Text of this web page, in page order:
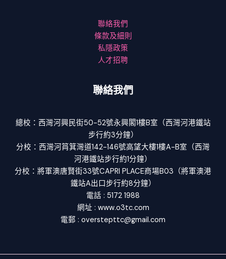
聯絡我們
條款及細則
私隱政策
人才招聘
聯絡我們
總校：西灣河興民街50-52號永興閣1樓B室（西灣河港鐵站
步行約3分鐘）
分校：西灣河筲箕灣道142-146號高望大樓1樓A-B室（西灣
河港鐵站步行約1分鐘）
分校：將軍澳唐賢街33號CAPRI PLACE商場B03（將軍澳港
鐵站A出口步行約8分鐘）
電話 : 5172 1988
網址 : www.o3tc.com
電郵 : overstepttc@gmail.com